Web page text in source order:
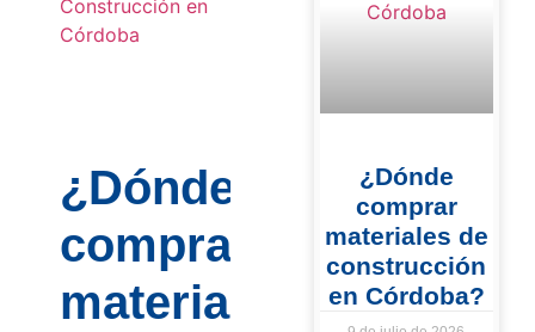
¿Dónde
comprar
materiales
¿Dónde
comprar
materiales de
construcción
en Córdoba?